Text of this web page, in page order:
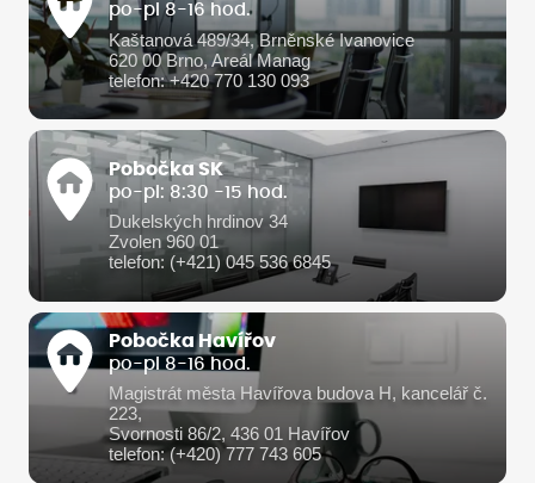
po-pi 8-16 hod.
Kaštanová 489/34, Brněnské Ivanovice
620 00 Brno, Areál Manag
telefon: +420 770 130 093
Pobočka SK
po-pi: 8:30 -15 hod.
Dukelských hrdinov 34
Zvolen 960 01
telefon: (+421) 045 536 6845
Pobočka Havířov
po-pi 8-16 hod.
Magistrát města Havířova budova H, kancelář č.
223,
Svornosti 86/2, 436 01 Havířov
telefon: (+420) 777 743 605